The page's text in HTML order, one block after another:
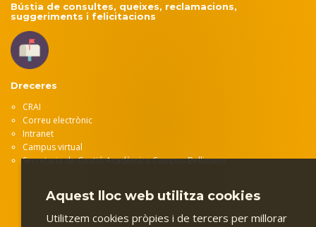
Bústia de consultes, queixes, reclamacions,
suggeriments i felicitacions
Dreceres
CRAI
Correu electrònic
Intranet
Campus virtual
Secretaria de Gestió Acadèmica Campus Bellissens
Aquest lloc web utilitza cookies
Utilitzem cookies pròpies i de tercers per millorar